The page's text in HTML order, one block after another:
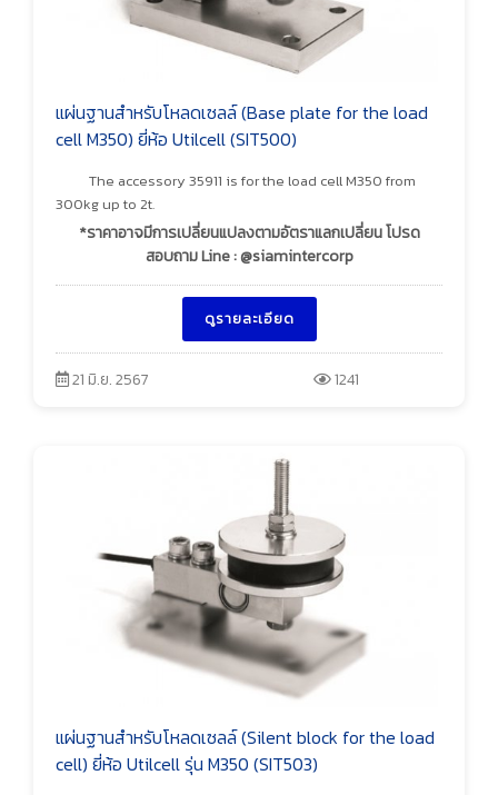
แผ่นฐานสำหรับโหลดเซลล์ (Base plate for the load
cell M350) ยี่ห้อ Utilcell (SIT500)
The accessory 35911 is for the load cell M350 from
300kg up to 2t.
*ราคาอาจมีการเปลี่ยนแปลงตามอัตราแลกเปลี่ยน โปรด
สอบถาม Line : @siamintercorp
ดูรายละเอียด
21 มิ.ย. 2567 1241
แผ่นฐานสำหรับโหลดเซลล์ (Silent block for the load
cell) ยี่ห้อ Utilcell รุ่น M350 (SIT503)